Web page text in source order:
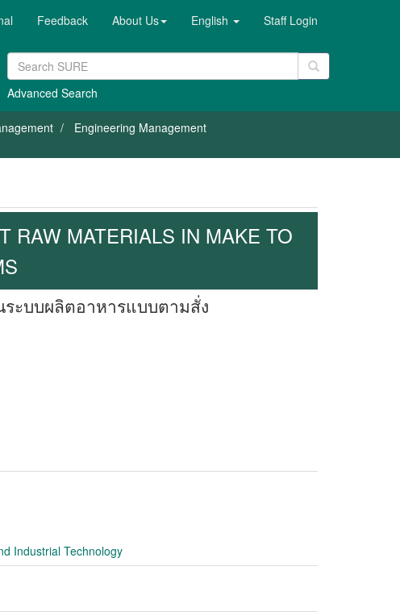
Feedback About Us English Staff Login
Advanced Search
Engineering Management
RAW MATERIALS IN MAKE TO
ระบบผลิตอาหารแบบตามสั่ง
Industrial Technology